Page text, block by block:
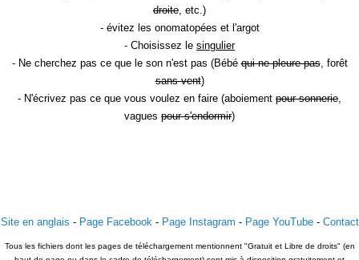
droite, etc.)
- évitez les onomatopées et l'argot
- Choisissez le singulier
- Ne cherchez pas ce que le son n'est pas (Bébéqui ne pleure pas, forêt
sans vent)
- N'écrivez pas ce que vous voulez en faire (aboiement pour sonnerie,
vagues pour s'endormir)
Site en anglais - Page Facebook- Page Instagram - Page YouTube- Contact
Tous les fichiers dont les pages de téléchargement mentionnent "Gratuit et Libre de droits" (en